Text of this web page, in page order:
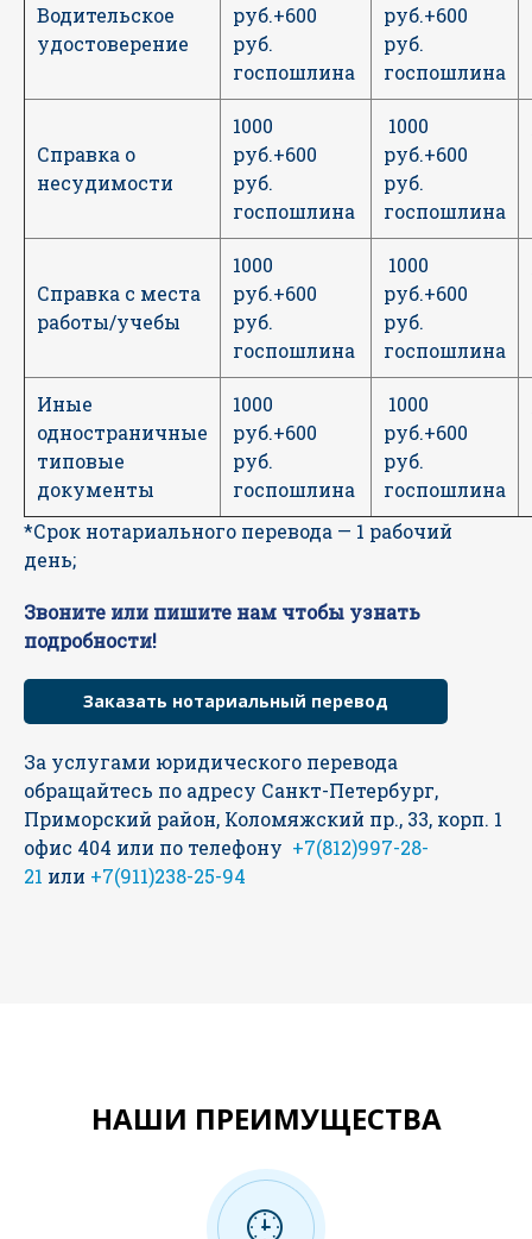
Водительское
удостоверение
руб.+600
руб.
госпошлина
руб.+600
руб.
госпошлина
Справка о
несудимости
1000
руб.+600
руб.
госпошлина
1000
руб.+600
руб.
госпошлина
Справка с места
работы/учебы
1000
руб.+600
руб.
госпошлина
1000
руб.+600
руб.
госпошлина
Иные
одностраничные
типовые
документы
1000
руб.+600
руб.
госпошлина
1000
руб.+600
руб.
госпошлина
*Срок нотариального перевода — 1 рабочий
день;
Звоните или пишите нам чтобы узнать
подробности!
Заказать нотариальный перевод
За услугами юридического перевода
обращайтесь по адресу Санкт-Петербург,
Приморский район, Коломяжский пр., 33, корп. 1
офис 404 или по телефону +7(812)997-28-
21 или +7(911)238-25-94
НАШИ ПРЕИМУЩЕСТВА